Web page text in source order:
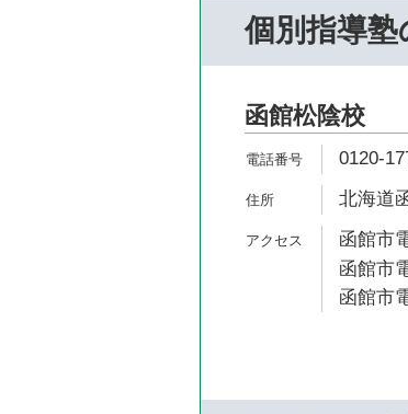
個別指導
函館松陰校
0120-
北海道
函館市
函館市
函館市